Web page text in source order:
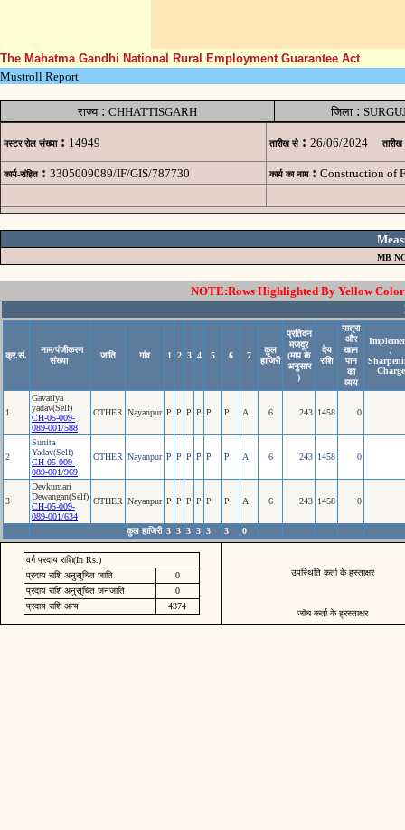
The Mahatma Gandhi National Rural Employment Guarantee Act
Mustroll Report
राज्य: CHHATTISGARH जिला:
मस्टर रोल संख्या : 14949 तारीख से : 26/06/2024 तारीख
कार्य-संहित : 3305009089/IF/GIS/787730 कार्य का नाम : Construction of
MB
NOTE:Rows Highlighted By Yellow
क्र.सं.
नाम/पंजीकरण
संख्या
जाति गांव 1 2 3 4 5 6 7
कुल
हाजिरी
प्रतिदन
मजदूर
(माप के
अनुसार
)
देय
राशि
यात्रा
और
खान
पान
का
व्यय
/
Charge
1
Gavatiya
yadav(Self)
CH-05-009-
089-001/588
OTHER Nayanpur P P P P P P A 6 243 1458 0
2
Sunita
Yadav(Self)
CH-05-009-
089-001/969
OTHER Nayanpur P P P P P P A 6 243 1458 0
3
Devkumari
Dewangan(Self)
CH-05-009-
089-001/634
OTHER Nayanpur P P P P P P A 6 243 1458 0
कुल हाजिरी 3 3 3 3 3 3 0
वर्ग प्रदाय राशि(In Rs.)
प्रदाय राशि अनुसूचित जाति
0
प्रदाय राशि अनुसूचित जनजाति
0
प्रदाय राशि अन्य
4374
उपस्थिति कर्ता के हस्ताक्षर
जॉच कर्ता के ह्रस्ताक्षर